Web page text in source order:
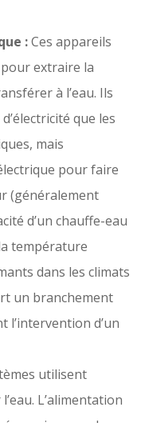
:Ces appareils
extraire la
à l’eau. Ils
que les
mais
pour faire
(généralement
d’un chauffe-eau
température
dans les climats
un branchement
l’intervention d’un
utilisent
L’alimentation